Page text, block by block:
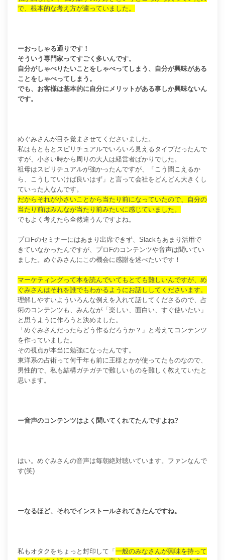
で、根本的な考え方が違っていました。
ーおっしゃる通りです！
そういう専門家ってすごく多いんです。
自分がしゃべりたいことをしゃべってしまう、自分が興味がある
ことをしゃべってしまう。
でも、お客様は基本的に自分にメリットがある事しか興味ないん
です。
めぐみさんが目を覚まさせてくださいました。
私はもともとスピリチュアルでいろいろ見えるタイプだったんで
すが、小さい時から周りの大人は経営者ばかりでした。
祖母はスピリチュアルが強かったんですが、「こう聞こえるか
ら、こうしていけば良いはず」と言って会社をどんどん大きくし
ていった人なんです。
だからそれが小さいことから当たり前になっていたので、自分の
当たり前はみんなが当たり前みたいに感じていました。
でもよく考えたら全然違うんですよね。
プロFのセミナーにはあまり出席できず、Slackもあまり活用で
きていなかったんですが、プロFのコンテンツや音声は聞いてい
ました。めぐみさんにこの機会に感謝を述べたいです！
マーケティングって本を読んでいてもとても難しいんですが、め
ぐみさんはそれを誰でもわかるようにお話ししてくださいます。
理解しやすいよういろんな例えを入れて話してくださるので、占
術のコンテンツも、みんなが「楽しい、面白い、すぐ使いたい」
と思うように作ろうと決めました。
「めぐみさんだったらどう作るだろうか？」と考えてコンテンツ
を作っていました。
その視点が本当に勉強になったんです。
東洋系の占術って何千年も前に王様とかが使ってたものなので、
男性的で、私も結構ガチガチで難しいものを難しく教えていたと
思います。
ー音声のコンテンツはよく聞いてくれてたんですよね?
はい。めぐみさんの音声は毎朝絶対聴いています。ファンなんで
す(笑)
ーなるほど、それでインストールされてきたんですね。
私もオタクをちょっと封印して 「一般のみなさんが興味を持って